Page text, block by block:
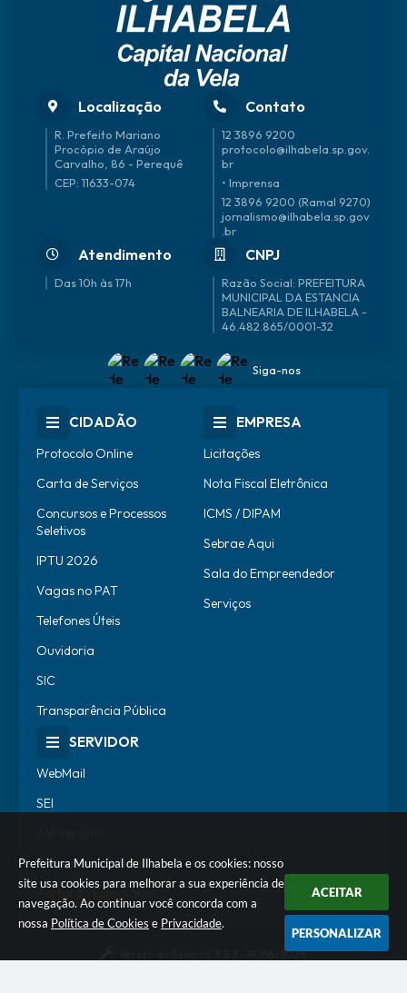
Prefeitura Municipal de Ilhabela e os cookies: nosso
site usa cookies para melhorar a sua experiência de
navegação. Ao continuar você concorda com a
nossa Política de Cookies e Privacidade.
ACEITAR
PERSONALIZAR
Localização
R. Prefeito Mariano
Procópio de Araújo
Carvalho, 86 - Perequê
CEP: 11633-074
Contato
12 3896 9200
protocolo@ilhabela.sp.gov.
br
• Imprensa
12 3896 9200 (Ramal 9270)
jornalismo@ilhabela.sp.gov
.br
Atendimento
Das 10h às 17h
CNPJ
46.482.865/0001-32
Siga-nos
CIDADÃO
Protocolo Online
Carta de Serviços
Concursos e Processos
Seletivos
IPTU 2026
Vagas no PAT
Telefones Úteis
Ouvidoria
SIC
Transparência Pública
EMPRESA
Licitações
Nota Fiscal Eletrônica
ICMS / DIPAM
Sebrae Aqui
Sala do Empreendedor
Serviços
SERVIDOR
WebMail
SEI
Escola de Governo
Portal do Estagiário
3.5.3 - 19/06/2026